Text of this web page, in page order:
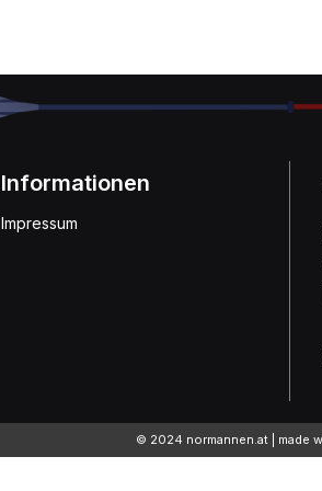
Informationen
Impressum
© 2024 normannen.at | made